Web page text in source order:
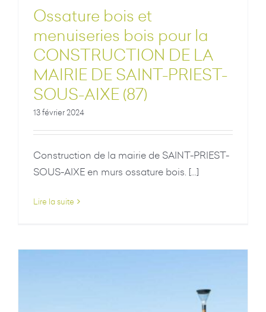
Ossature bois et
menuiseries bois pour la
CONSTRUCTION DE LA
MAIRIE DE SAINT-PRIEST-
SOUS-AIXE (87)
13 février 2024
Construction de la mairie de SAINT-PRIEST-
SOUS-AIXE en murs ossature bois. [...]
Lire la suite